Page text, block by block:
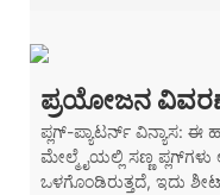
ಪ್ರಯೋಜನ
ಪ್ಲಗ್-ಪ್ಯಾಟರ್ನ್ ವಿನ್ಯಾಸ: ಈ
ಮೇಲ್ಮೈಯಲ್ಲಿ ಸಣ್ಣ
ಒಳಗೊಂಡಿರುತ್ತದೆ, ಇದು